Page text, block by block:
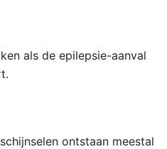
als de epilepsie-aanval
ontstaan meestal